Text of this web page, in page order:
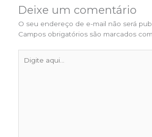
Deixe um comentário
O seu endereço de e-mail não será
Campos obrigatórios são marcados com
aqui...